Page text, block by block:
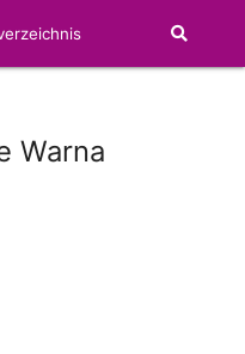
Warna